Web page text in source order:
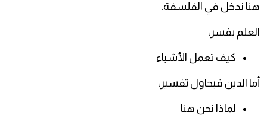
هنا ندخل في الفلسفة.
العلم يفسر:
كيف تعمل الأشياء
أما الدين فيحاول تفسير:
لماذا نحن هنا